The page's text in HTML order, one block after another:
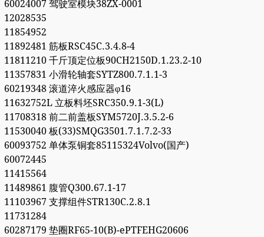
60024007 驾驶室模块38ZX-0001
12028535
11854952
11892481 筋板RSC45C.3.4.8-4
11811210 千斤顶定位板90CH2150D.1.23.2-10
11357831 小滑轮轴套SYTZ800.7.1.1-3
60219348 滚道淬火感应器φ16
11632752L 立板料坯SRC350.9.1-3(L)
11708318 前二前盖板SYM5720J.3.5.2-6
11530040 板(33)SMQG3501.7.1.7.2-33
60093752 单体泵铜套85115324Volvo(国产)
60072445
11415564
11489861 腹管Q300.67.1-17
11103967 支撑组件STR130C.2.8.1
11731284
60287179 垫圈RF65-10(B)-ePTFEHG20606